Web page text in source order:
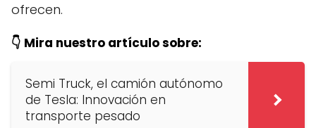
ofrecen.
👇 Mira nuestro artículo sobre:
Semi Truck, el camión autónomo
de Tesla: Innovación en
transporte pesado